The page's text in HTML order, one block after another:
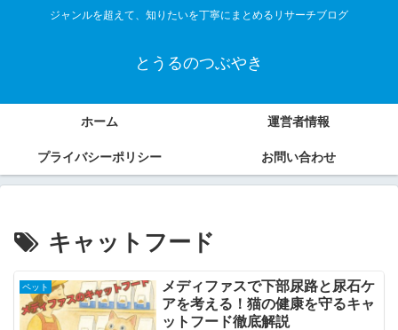
ジャンルを超えて、知りたいを丁寧にまとめるリサーチブログ
とうるのつぶやき
ホーム 運営者情報
プライバシーポリシー お問い合わせ
キャットフード
ペット
メディファスで下部尿路と尿石ケ
アを考える！猫の健康を守るキャ
ットフード徹底解説